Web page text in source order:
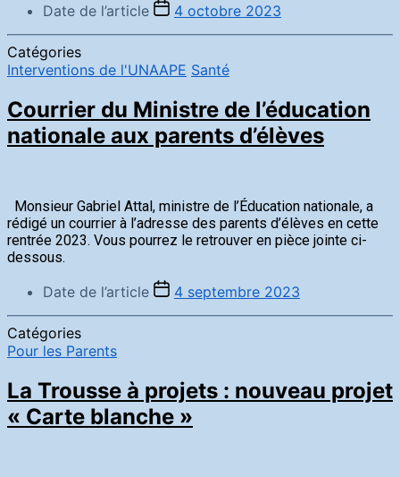
Date de l’article 4 octobre 2023
Catégories
Interventions de l'UNAAPE Santé
Courrier du Ministre de l’éducation
nationale aux parents d’élèves
Monsieur Gabriel Attal, ministre de l’Éducation nationale, a
rédigé un courrier à l’adresse des parents d’élèves en cette
rentrée 2023. Vous pourrez le retrouver en pièce jointe ci-
dessous.
Date de l’article 4 septembre 2023
Catégories
Pour les Parents
La Trousse à projets : nouveau projet
« Carte blanche »